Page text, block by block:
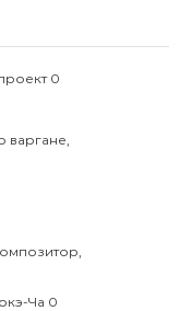
0
Ча 0